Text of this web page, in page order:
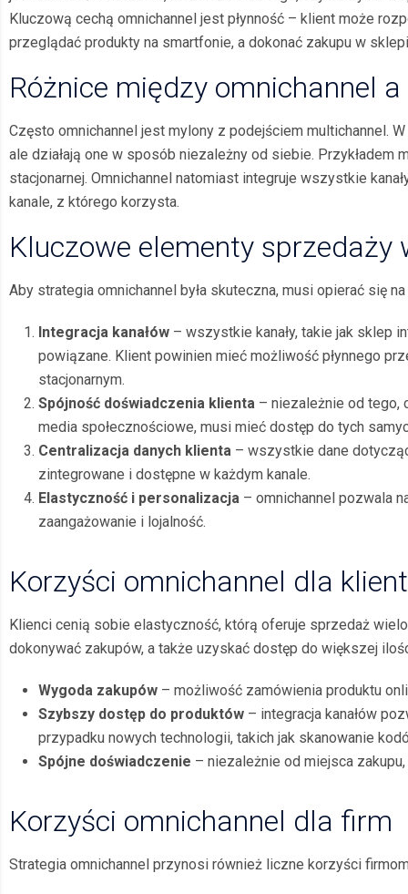
Kluczową cechą omnichannel jest płynność – klient może
przeglądać produkty na smartfonie, a dokonać zakupu w
Różnice między omnichannel
Często omnichannel jest mylony z podejściem multichannel.
ale działają one w sposób niezależny od siebie.
stacjonarnej. Omnichannel natomiast integruje wszystkie
kanale, z którego korzysta.
Kluczowe elementy sprzedaży
Aby strategia omnichannel była skuteczna, musi opierać się
Integracja kanałów – wszystkie kanały, takie jak sklep
powiązane. Klient powinien mieć możliwość płynnego
stacjonarnym.
Spójność doświadczenia klienta – niezależnie od tego,
media społecznościowe, musi mieć dostęp do tych
Centralizacja danych klienta – wszystkie dane
zintegrowane i dostępne w każdym kanale.
Elastyczność i personalizacja – omnichannel pozwala
zaangażowanie i lojalność.
Korzyści omnichannel dla
Klienci cenią sobie elastyczność, którą oferuje sprzedaż
dokonywać zakupów, a także uzyskać dostęp do większej
Wygoda zakupów – możliwość zamówienia produktu
Szybszy dostęp do produktów – integracja kanałów
przypadku nowych technologii, takich jak skanowanie
Spójne doświadczenie – niezależnie od miejsca
Korzyści omnichannel dla firm
Strategia omnichannel przynosi również liczne korzyści